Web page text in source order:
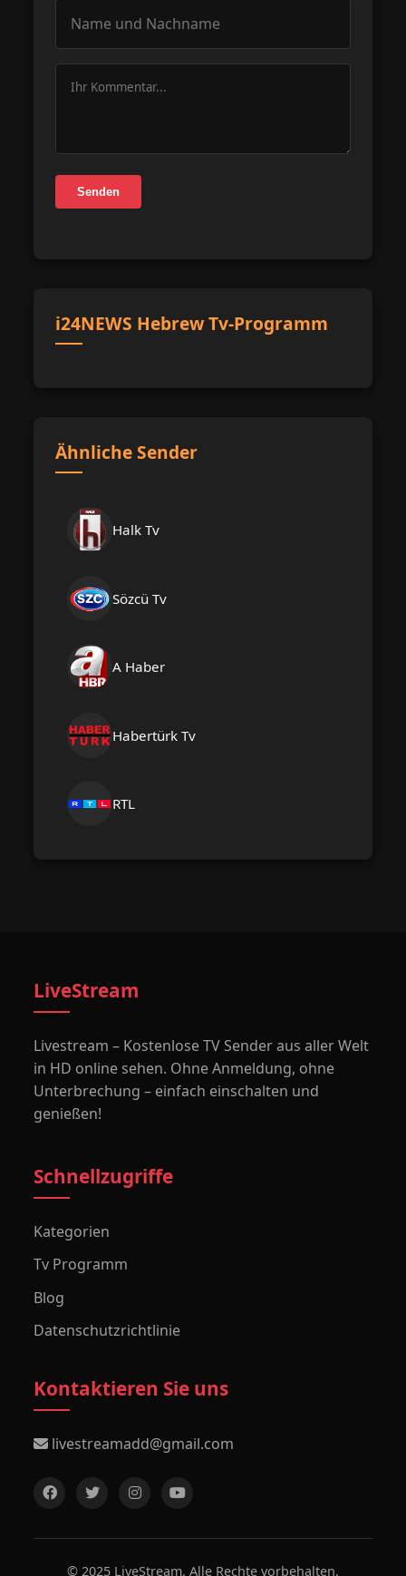
Senden
i24NEWS Hebrew Tv-Programm
Ähnliche Sender
Halk Tv
Sözcü Tv
A Haber
Habertürk Tv
RTL
LiveStream
Livestream – Kostenlose TV Sender aus aller Welt
in HD online sehen. Ohne Anmeldung, ohne
Unterbrechung – einfach einschalten und
genießen!
Schnellzugriffe
Kategorien
Tv Programm
Blog
Datenschutzrichtlinie
Kontaktieren Sie uns
livestreamadd@gmail.com
© 2025 LiveStream. Alle Rechte vorbehalten.